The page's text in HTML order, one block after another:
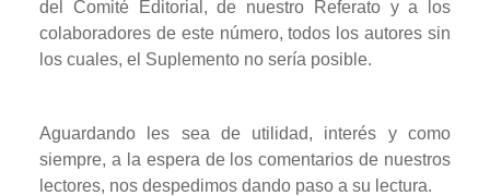
del Comité Editorial, de nuestro Referato y a los
colaboradores de este número, todos los autores sin
los cuales, el Suplemento no sería posible.
Aguardando les sea de utilidad, interés y como
siempre, a la espera de los comentarios de nuestros
lectores, nos despedimos dando paso a su lectura.